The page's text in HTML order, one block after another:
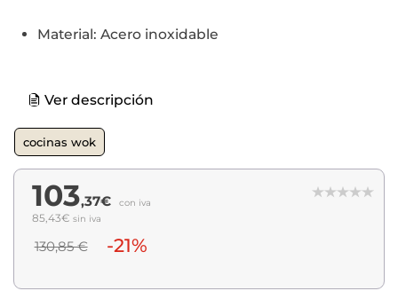
Material: Acero inoxidable
Ver descripción
cocinas wok
103,37€ con iva
85,43€ sin iva
130,85 € -21%